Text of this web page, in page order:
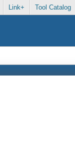
Link+ Tool Catalog